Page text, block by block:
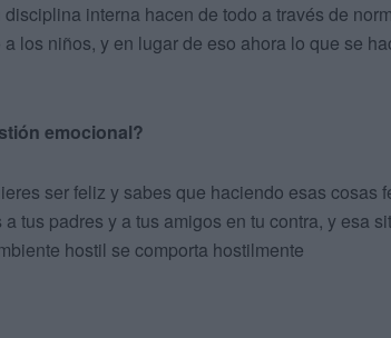
interna hacen de todo a través de
los niños, y en lugar de eso ahora lo que se
emocional?
ser feliz y sabes que haciendo esas cosas
tus padres y a tus amigos en tu contra, y esa
hostil se comporta hostilmente